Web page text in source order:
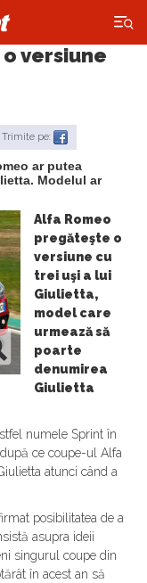
×
versiune
Trimite pe:
ar putea
Modelul ar
Alfa Romeo
pregăteşte o
versiune cu
trei uşi a lui
Giulietta,
model care
urmează să
poarte
denumirea
Giulietta
numele Sprint în
ce coupe-ul Alfa
atunci când a
posibilitatea de a
asupra ideii
singurul coupe din
în acest an să